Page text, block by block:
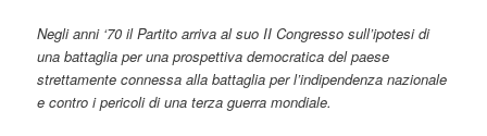
Negli anni ‘70 il Partito arriva al suo II Congresso sull’ipotesi di
una battaglia per una prospettiva democratica del paese
strettamente connessa alla battaglia per l’indipendenza nazionale
e contro i pericoli di una terza guerra mondiale.